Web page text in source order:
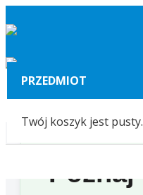
PRZEDMIOT
Twój koszyk jest pusty.
Poznaj